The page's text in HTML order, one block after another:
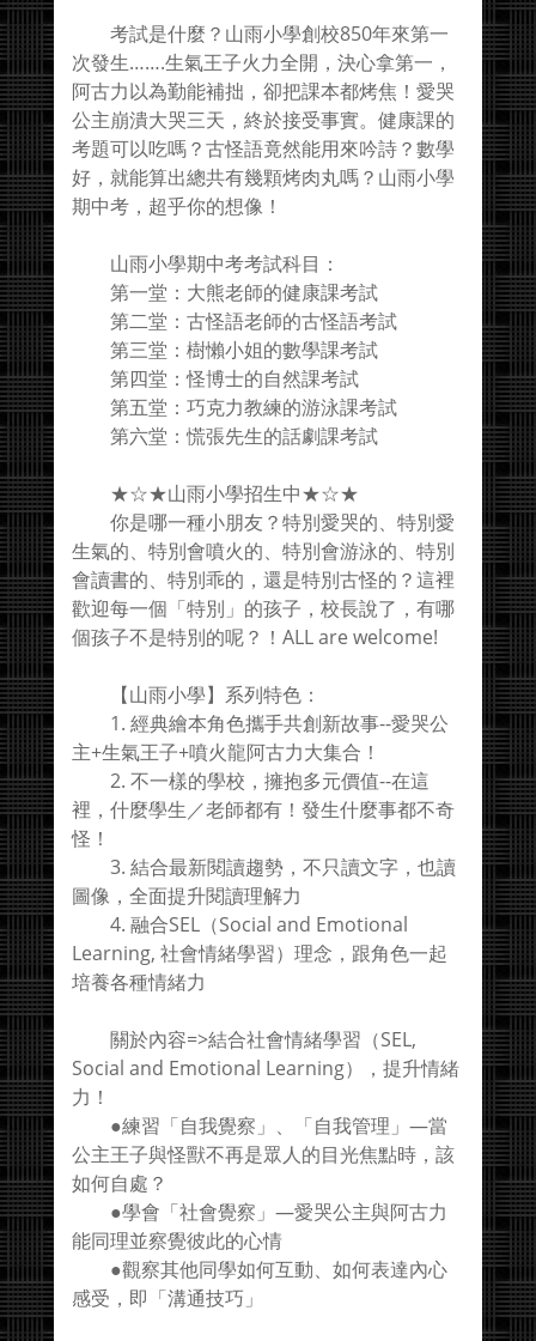
考試是什麼？山雨小學創校850年來第一
次發生…….生氣王子火力全開，決心拿第一，
阿古力以為勤能補拙，卻把課本都烤焦！愛哭
公主崩潰大哭三天，終於接受事實。健康課的
考題可以吃嗎？古怪語竟然能用來吟詩？數學
好，就能算出總共有幾顆烤肉丸嗎？山雨小學
期中考，超乎你的想像！
山雨小學期中考考試科目：
第一堂：大熊老師的健康課考試
第二堂：古怪語老師的古怪語考試
第三堂：樹懶小姐的數學課考試
第四堂：怪博士的自然課考試
第五堂：巧克力教練的游泳課考試
第六堂：慌張先生的話劇課考試
★☆★山雨小學招生中★☆★
你是哪一種小朋友？特別愛哭的、特別愛
生氣的、特別會噴火的、特別會游泳的、特別
會讀書的、特別乖的，還是特別古怪的？這裡
歡迎每一個「特別」的孩子，校長說了，有哪
個孩子不是特別的呢？！ALL are welcome!
【山雨小學】系列特色：
1. 經典繪本角色攜手共創新故事--愛哭公
主+生氣王子+噴火龍阿古力大集合！
2. 不一樣的學校，擁抱多元價值--在這
裡，什麼學生／老師都有！發生什麼事都不奇
怪！
3. 結合最新閱讀趨勢，不只讀文字，也讀
圖像，全面提升閱讀理解力
4. 融合SEL（Social and Emotional
Learning, 社會情緒學習）理念，跟角色一起
培養各種情緒力
關於內容=>結合社會情緒學習（SEL,
Social and Emotional Learning），提升情緒
力！
●練習「自我覺察」、「自我管理」—當
公主王子與怪獸不再是眾人的目光焦點時，該
如何自處？
●學會「社會覺察」—愛哭公主與阿古力
能同理並察覺彼此的心情
●觀察其他同學如何互動、如何表達內心
感受，即「溝通技巧」